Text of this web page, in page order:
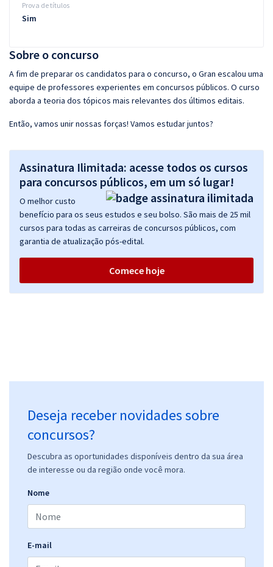
Sobre o concurso
A fim de preparar os candidatos para o concurso, o Gran escalou uma
equipe de professores experientes em concursos públicos. O curso
aborda a teoria dos tópicos mais relevantes dos últimos editais.
Então, vamos unir nossas forças! Vamos estudar juntos?
Assinatura Ilimitada: acesse todos os cursos
para concursos públicos, em um só lugar!
O melhor custo
benefício para os seus estudos e seu bolso. São mais de 25 mil
cursos para todas as carreiras de concursos públicos, com
garantia de atualização pós-edital.
Comece hoje
Deseja receber novidades sobre
concursos?
Descubra as oportunidades disponíveis dentro da sua área
de interesse ou da região onde você mora.
Nome
E-mail
Prova de títulos
Sim